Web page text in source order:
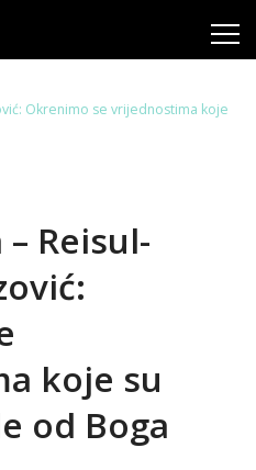
Okrenimo se vrijednostima koje
Reisul-
koje su
od Boga